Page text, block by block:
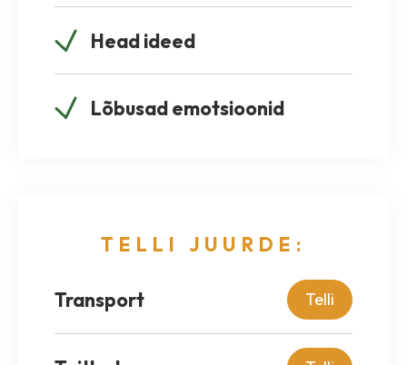
Head ideed
Lõbusad emotsioonid
TELLI JUURDE:
Transport Telli